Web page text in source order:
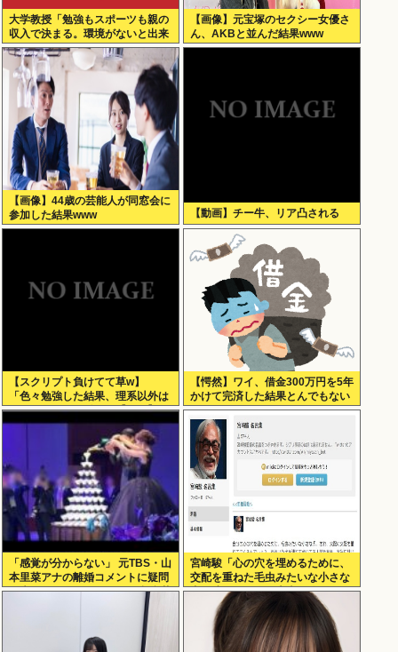
大学教授「勉強もスポーツも親の
収入で決まる。環境がないと出来
るわけがない」
【画像】元宝塚のセクシー女優さ
ん、AKBと並んだ結果www
【画像】44歳の芸能人が同窓会に
参加した結果www
【動画】チー牛、リア凸される
【スクリプト負けてて草w】
「色々勉強した結果、理系以外は
エラー品だと気付いた【ガチ】」
について、もっと具体的に話そう
【愕然】ワイ、借金300万円を5年
かけて完済した結果とんでもない
ことになる・・・・・・
「感覚が分からない」 元TBS・山
本里菜アナの離婚コメントに疑問
の声… シャンパンタワーの超豪華
式も結婚生活は4年半で終止符
宮崎駿「心の穴を埋めるために、
交配を重ねた毛虫みたいな小さな
犬を連れてる人、本当に醜い」←
これどう思う？